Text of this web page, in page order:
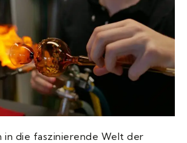
in die faszinierende Welt der